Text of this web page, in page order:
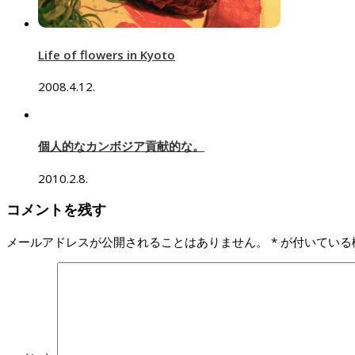
Life of flowers in Kyoto
2008.4.12.
個人的なカンボジア貢献的な。
2010.2.8.
コメントを残す
メールアドレスが公開されることはありません。 * が付いてい